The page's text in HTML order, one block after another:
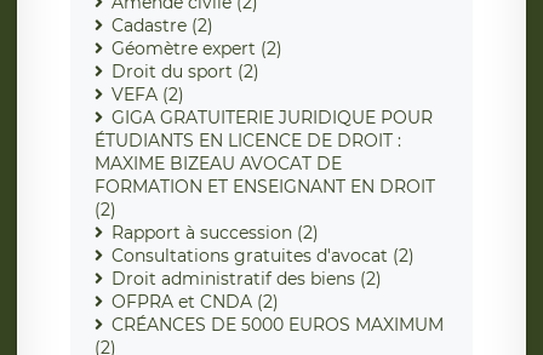
Cadastre (2)
Géomètre expert (2)
Droit du sport (2)
VEFA (2)
GIGA GRATUITERIE JURIDIQUE POUR
ÉTUDIANTS EN LICENCE DE DROIT :
MAXIME BIZEAU AVOCAT DE
FORMATION ET ENSEIGNANT EN DROIT
(2)
Rapport à succession (2)
Consultations gratuites d'avocat (2)
Droit administratif des biens (2)
OFPRA et CNDA (2)
CRÉANCES DE 5000 EUROS MAXIMUM
(2)